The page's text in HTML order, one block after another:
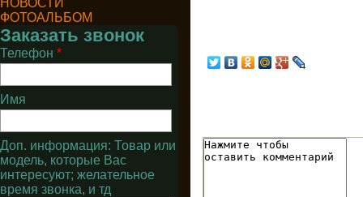
НОВОСТИ
ФОТОАЛЬБОМ
Заказать звонок
Телефон *
Имя
Доп. информация: Товар или
модель, которые Вас
интересуют; желательное
время звонка, и тд